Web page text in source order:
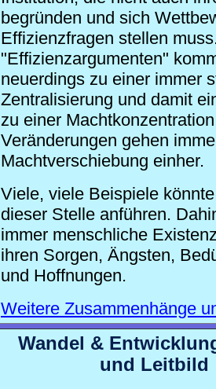
begründen und sich
Effizienzfragen stellen
"Effizienzargumenten"
neuerdings zu einer immer
Zentralisierung und damit
zu einer
Veränderungen gehen
Machtverschiebung einher.
Viele, viele Beispiele
dieser Stelle anführen.
immer menschliche
ihren Sorgen, Ängsten,
und Hoffnungen.
Weitere Zusammenhänge
Wandel &
und Leitbild